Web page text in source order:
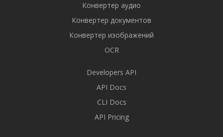
Конвертер аудио
Конвертер документов
Конвертер изображений
OCR
Developers API
API Docs
CLI Docs
API Pricing